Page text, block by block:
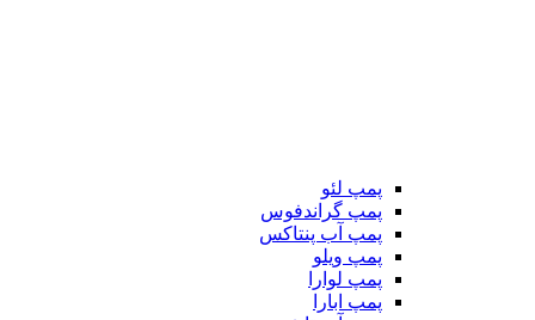
پمپ لئو
پمپ گراندفوس
پمپ آب پنتاکس
پمپ ویلو
پمپ لوارا
پمپ ابارا